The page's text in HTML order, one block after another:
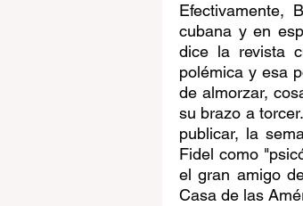
Efectivamente,
cubana y en
dice la revista
polémica y esa
de almorzar,
su brazo a
publicar, la
Fidel como
el gran amigo
Casa de las